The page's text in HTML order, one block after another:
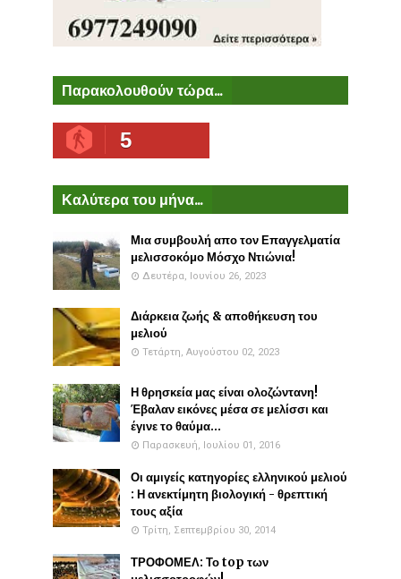
Παρακολουθούν τώρα...
5
Καλύτερα του μήνα...
Μια συμβουλή απο τον Επαγγελματία
μελισσοκόμο Μόσχο Ντιώνια!
Δευτέρα, Ιουνίου 26, 2023
Διάρκεια ζωής & αποθήκευση του
μελιού
Τετάρτη, Αυγούστου 02, 2023
Η θρησκεία μας είναι ολοζώντανη!
Έβαλαν εικόνες μέσα σε μελίσσι και
έγινε το θαύμα...
Παρασκευή, Ιουλίου 01, 2016
Οι αμιγείς κατηγορίες ελληνικού μελιού
: Η ανεκτίμητη βιολογική - θρεπτική
τους αξία
Τρίτη, Σεπτεμβρίου 30, 2014
ΤΡΟΦΟΜΕΛ: Το top των